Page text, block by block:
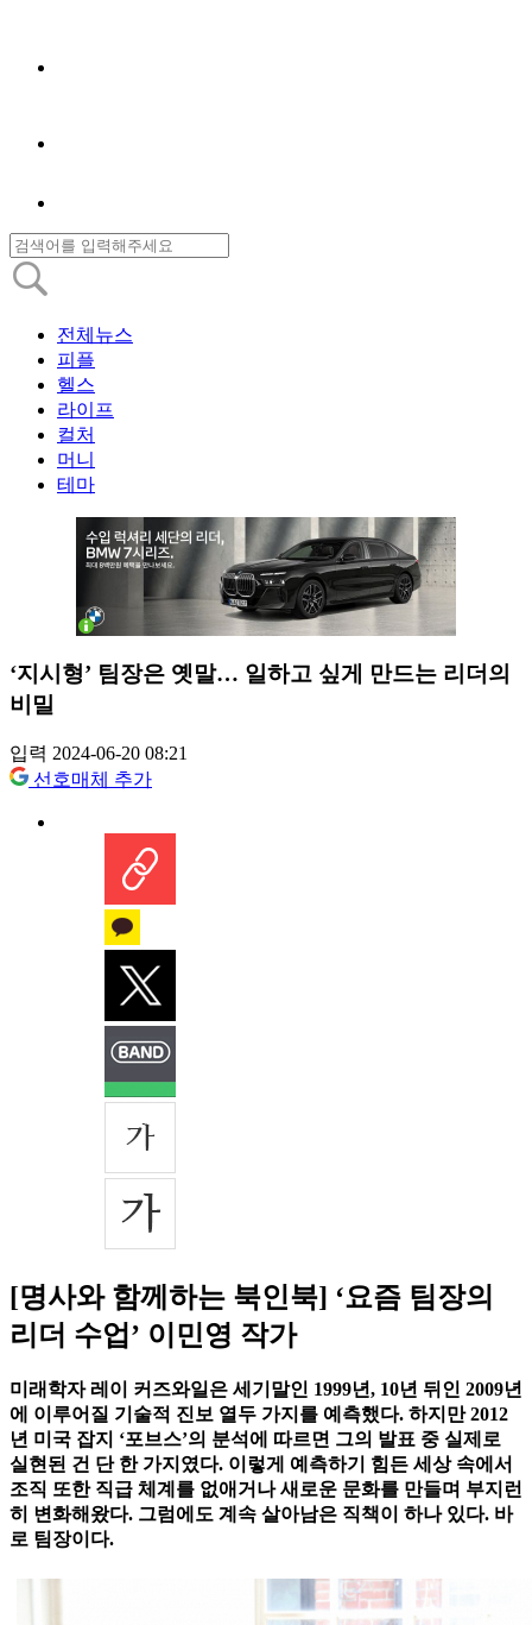
전체뉴스
피플
헬스
라이프
컬처
머니
테마
‘지시형’ 팀장은 옛말… 일하고 싶게 만드는 리더의
비밀
입력 2024-06-20 08:21
선호매체 추가
[명사와 함께하는 북인북] ‘요즘 팀장의
리더 수업’ 이민영 작가
미래학자 레이 커즈와일은 세기말인 1999년, 10년 뒤인 2009년
에 이루어질 기술적 진보 열두 가지를 예측했다. 하지만 2012
년 미국 잡지 ‘포브스’의 분석에 따르면 그의 발표 중 실제로
실현된 건 단 한 가지였다. 이렇게 예측하기 힘든 세상 속에서
조직 또한 직급 체계를 없애거나 새로운 문화를 만들며 부지런
히 변화해왔다. 그럼에도 계속 살아남은 직책이 하나 있다. 바
로 팀장이다.